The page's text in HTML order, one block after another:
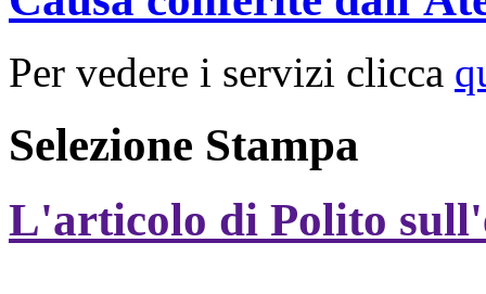
Per vedere i servizi clicca
Selezione Stampa
L'articolo di Polito